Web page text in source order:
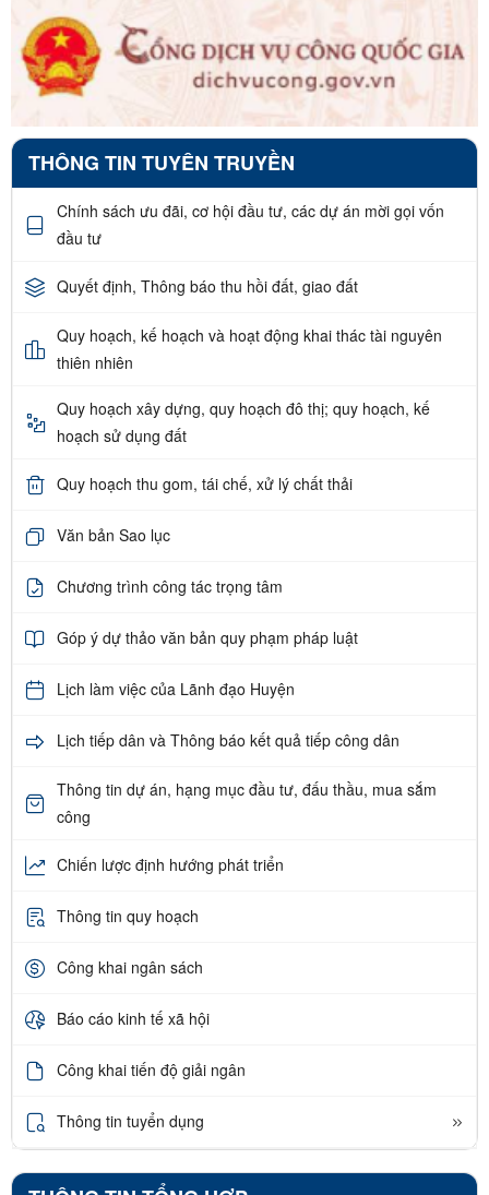
THÔNG TIN TUYÊN TRUYỀN
Chính sách ưu đãi, cơ hội đầu tư, các dự án mời gọi vốn
đầu tư
Quyết định, Thông báo thu hồi đất, giao đất
Quy hoạch, kế hoạch và hoạt động khai thác tài nguyên
thiên nhiên
Quy hoạch xây dựng, quy hoạch đô thị; quy hoạch, kế
hoạch sử dụng đất
Quy hoạch thu gom, tái chế, xử lý chất thải
Văn bản Sao lục
Chương trình công tác trọng tâm
Góp ý dự thảo văn bản quy phạm pháp luật
Lịch làm việc của Lãnh đạo Huyện
Lịch tiếp dân và Thông báo kết quả tiếp công dân
Thông tin dự án, hạng mục đầu tư, đấu thầu, mua sắm
công
Chiến lược định hướng phát triển
Thông tin quy hoạch
Công khai ngân sách
Báo cáo kinh tế xã hội
Công khai tiến độ giải ngân
Thông tin tuyển dụng